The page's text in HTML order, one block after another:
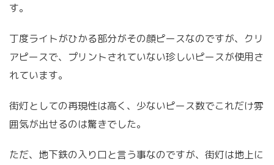
す。
丁度ライトがひかる部分がその顔ピースなのですが、クリ
アピースで、プリントされていない珍しいピースが使用さ
れています。
街灯としての再現性は高く、少ないピース数でこれだけ雰
囲気が出せるのは驚きでした。
ただ、地下鉄の入り口と言う事なのですが、街灯は地上に